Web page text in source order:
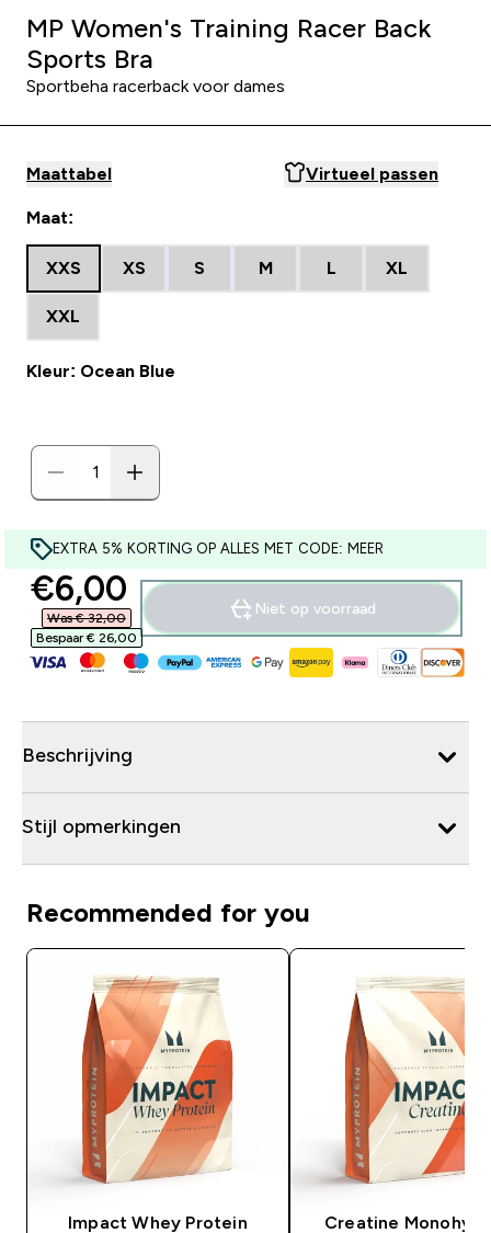
MP Women's Training Racer Back
Sports Bra
Sportbeha racerback voor dames
Maattabel Virtueel passen
Maat:
XXS XS S M L XL
XXL
Kleur: Ocean Blue
EXTRA 5% KORTING OP ALLES MET CODE: MEER
discounted price
€6,00‎
Was € 32,00‎
Bespaar € 26,00‎
Niet op voorraad
Beschrijving
Stijl opmerkingen
Recommended for you
Impact Whey Protein
Creatine